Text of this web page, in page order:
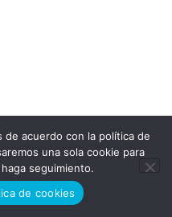
de acuerdo con la política de
una sola cookie para
seguimiento.
de cookies